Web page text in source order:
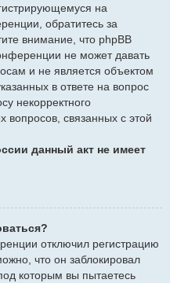
на
обратитесь за
внимание, что phpBB
не может давать
и не является объектом
в ответе на вопрос
некорректного
вопросов, связанных с этой
данный акт не имеет
отключил регистрацию
что он заблокировал
которым вы пытаетесь